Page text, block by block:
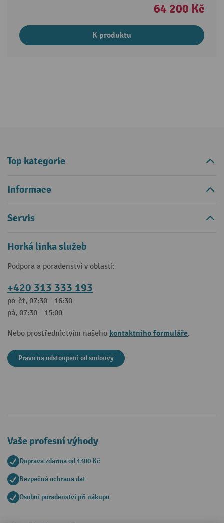
64 200 Kč
K produktu
Top kategorie
Informace
Servis
Horká linka služeb
Podpora a poradenství v oblasti:
+420 313 333 193
po-čt, 07:30 - 16:30
pá, 07:30 - 15:00
Nebo prostřednictvím našeho kontaktního formuláře.
Pravo na odstoupeni od smlouvy
Vaše profesní výhody
Doprava zdarma od 1300 Kč
Bezpečná ochrana dat
Osobní poradenství při nákupu